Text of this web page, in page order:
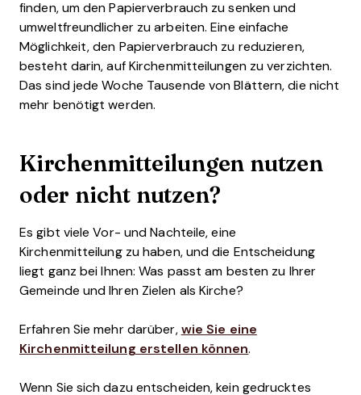
finden, um den Papierverbrauch zu senken und
umweltfreundlicher zu arbeiten. Eine einfache
Möglichkeit, den Papierverbrauch zu reduzieren,
besteht darin, auf Kirchenmitteilungen zu verzichten.
Das sind jede Woche Tausende von Blättern, die nicht
mehr benötigt werden.
Kirchenmitteilungen nutzen
oder nicht nutzen?
Es gibt viele Vor- und Nachteile, eine
Kirchenmitteilung zu haben, und die Entscheidung
liegt ganz bei Ihnen: Was passt am besten zu Ihrer
Gemeinde und Ihren Zielen als Kirche?
Erfahren Sie mehr darüber, wie Sie eine
Kirchenmitteilung erstellen können.
Wenn Sie sich dazu entscheiden, kein gedrucktes